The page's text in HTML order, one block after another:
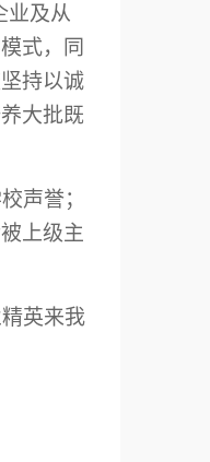
业及从
式，同
持以诚
大批既
声誉；
上级主
精英来我